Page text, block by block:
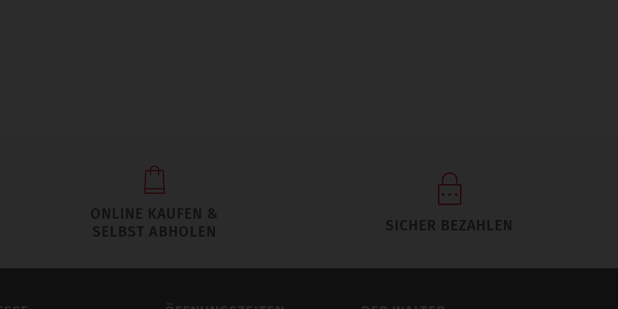
ONLINE KAUFEN &
SELBST ABHOLEN
SICHER BEZAHLEN